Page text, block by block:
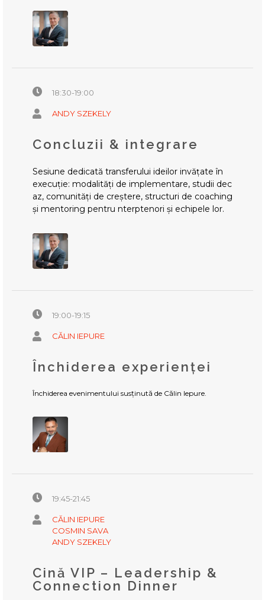
18:30-19:00
ANDY SZEKELY
Concluzii & integrare
Sesiune dedicată transferului ideilor invățate în
execuție: modalități de implementare, studii dec
az, comunități de creștere, structuri de coaching
și mentoring pentru nterptenori și echipele lor.
19:00-19:15
CĂLIN IEPURE
Închiderea experienței
Închiderea evenimentului susținută de Călin Iepure.
19:45-21:45
CĂLIN IEPURE
COSMIN SAVA
ANDY SZEKELY
Cină VIP – Leadership &
Connection Dinner